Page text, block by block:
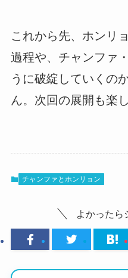
これから先、ホンリ
過程や、チャンファ
うに破綻していくの
ん。次回の展開も楽
チャンファとホンリョン
よかったら